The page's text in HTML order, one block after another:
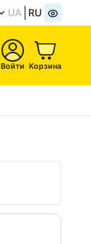
UA RU
Войти Корзина